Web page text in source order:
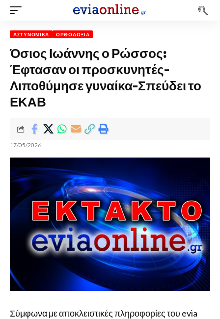
ΑΣΤΥΝΟΜΙΚΆ ΟΡΘΟΔΟΞΊΑ
Όσιος Ιωάννης ο Ρώσσος:
Έφτασαν οι προσκυνητές-
Λιποθύμησε γυναίκα-Σπεύδει το
ΕΚΑΒ
17/05/2026
Σύμφωνα με αποκλειστικές πληροφορίες του evia